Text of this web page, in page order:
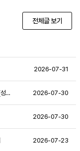
전체글 보기
2026-07-31
객단가 상위권 가구업종! 침대를 검색광고만 보고 살까?! [성과 사례] 2026-07-30
2026-07-30
2026-07-23